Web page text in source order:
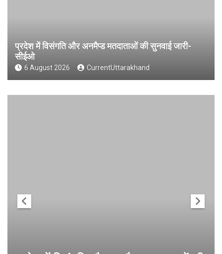
प्रदेश में विसंगति और अनमैप्ड मतदाताओं की सुनवाई जारी-
सीईओ
6 August 2026 CurrentUttarakhand